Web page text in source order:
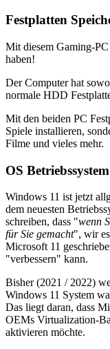
Festplatten
Mit diesem Gaming-
haben!
Der Computer hat
normale HDD
Mit den beiden PC
Spiele installieren,
Filme und vieles mehr.
OS
Windows 11 ist jetzt
dem neuesten
schreiben, dass "wenn
für Sie gemacht", wir
Microsoft 11
"verbessern" kann.
Bisher (2021 / 2022)
Windows 11 System
Das liegt daran, dass
OEMs Virtualization-
aktivieren möchte.